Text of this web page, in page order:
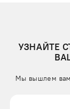
УЗНАЙТЕ
Мы вышлем